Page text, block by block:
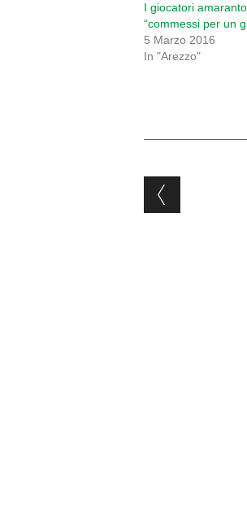
I giocatori amaranto
“commessi per un
5 Marzo 2016
In "Arezzo"
Post